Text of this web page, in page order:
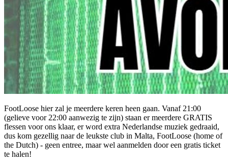
FootLoose hier zal je meerdere keren heen gaan. Vanaf 21:00
(gelieve voor 22:00 aanwezig te zijn) staan er meerdere GRATIS
flessen voor ons klaar, er word extra Nederlandse muziek gedraaid,
dus kom gezellig naar de leukste club in Malta, FootLoose (home of
the Dutch) - geen entree, maar wel aanmelden door een gratis ticket
te halen!